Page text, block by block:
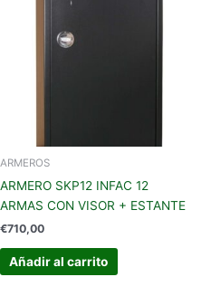
ARMEROS
ARMERO SKP12 INFAC 12
ARMAS CON VISOR + ESTANTE
€710,00
Añadir al carrito